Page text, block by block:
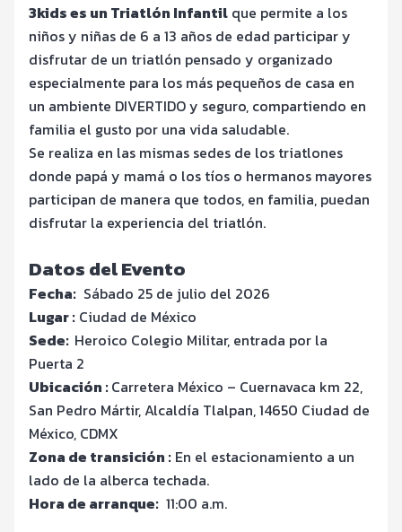
3kids es un Triatlón Infantil que permite a los
niños y niñas de 6 a 13 años de edad participar y
disfrutar de un triatlón pensado y organizado
especialmente para los más pequeños de casa en
un ambiente DIVERTIDO y seguro, compartiendo en
familia el gusto por una vida saludable.
Se realiza en las mismas sedes de los triatlones
donde papá y mamá o los tíos o hermanos mayores
participan de manera que todos, en familia, puedan
disfrutar la experiencia del triatlón.
Datos del Evento
Fecha: Sábado 25 de julio del 2026
Lugar : Ciudad de México
Sede: Heroico Colegio Militar, entrada por la
Puerta 2
Ubicación :Carretera México – Cuernavaca km 22,
San Pedro Mártir, Alcaldía Tlalpan, 14650 Ciudad de
México, CDMX
Zona de transición : En el estacionamiento a un
lado de la alberca techada.
Hora de arranque: 11:00 a.m.